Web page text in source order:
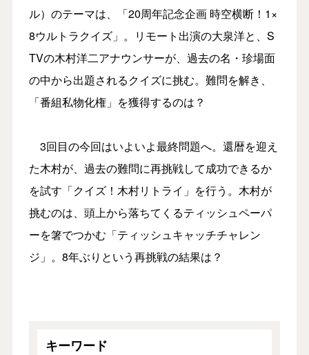
ル）のテーマは、「20周年記念企画 時空横断！1×
8ウルトラクイズ」。リモート出演の大泉洋と、S
TVの木村洋二アナウンサーが、過去の名・珍場面
の中から出題されるクイズに挑む。難問を解き、
「番組私物化権」を獲得するのは？
3回目の今回はいよいよ最終問題へ。還暦を迎え
た木村が、過去の難問に再挑戦して成功できるか
を試す「クイズ！木村リトライ」を行う。木村が
挑むのは、頭上から落ちてくるティッシュペーパ
ーを箸でつかむ「ティッシュキャッチチャレン
ジ」。8年ぶりという再挑戦の結果は？
キーワード